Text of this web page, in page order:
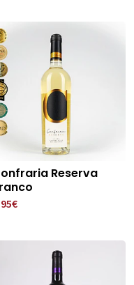
Reserva